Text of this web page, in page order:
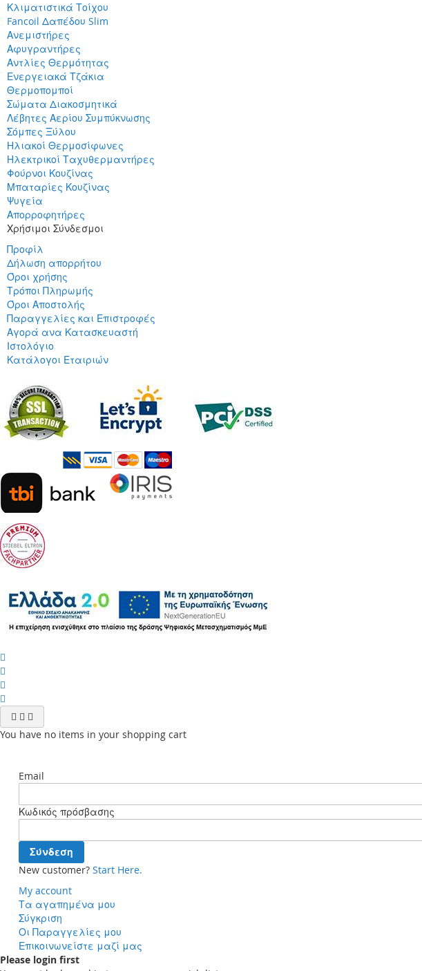
Κλιματιστικά Τοίχου
Fancoil Δαπέδου Slim
Ανεμιστήρες
Αφυγραντήρες
Αντλίες Θερμότητας
Ενεργειακά Τζάκια
Θερμοπομποί
Σώματα Διακοσμητικά
Λέβητες Αερίου Συμπύκνωσης
Σόμπες Ξύλου
Ηλιακοί Θερμοσίφωνες
Ηλεκτρικοί Ταχυθερμαντήρες
Φούρνοι Κουζίνας
Μπαταρίες Κουζίνας
Ψυγεία
Απορροφητήρες
Χρήσιμοι Σύνδεσμοι
Προφίλ
Δήλωση απορρήτου
Όροι χρήσης
Τρόποι Πληρωμής
Όροι Αποστολής
Παραγγελίες και Επιστροφές
Αγορά ανα Κατασκευαστή
Ιστολόγιο
Κατάλογοι Εταιριών
You have no items in your shopping cart
Email
Κωδικός πρόσβασης
Σύνδεση
New customer? Start Here.
My account
Τα αγαπημένα μου
Σύγκριση
Οι Παραγγελίες μου
Επικοινωνείστε μαζί μας
Please login first